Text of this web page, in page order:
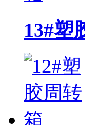
13#塑